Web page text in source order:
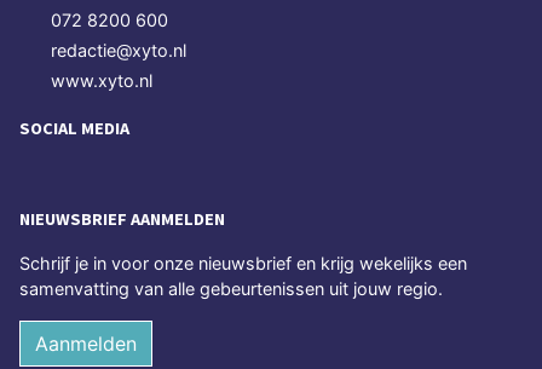
072 8200 600
redactie@xyto.nl
www.xyto.nl
SOCIAL MEDIA
NIEUWSBRIEF AANMELDEN
Schrijf je in voor onze nieuwsbrief en krijg wekelijks een
samenvatting van alle gebeurtenissen uit jouw regio.
Aanmelden